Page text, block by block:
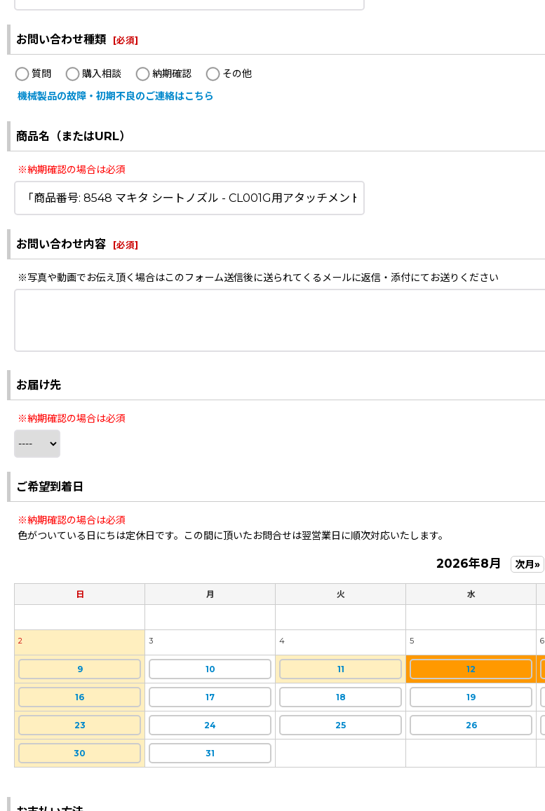
お問い合わせ種類 [必須]
質問 購入相談 納期確認
その他
機械製品の故障・初期不良のご連絡はこちら
商品名（またはURL）
※納期確認の場合は必須
お問い合わせ内容 [必須]
※写真や動画でお伝え頂く場合はこのフォーム送信後に送られてくるメールに返信・添付にてお送りください
お届け先
※納期確認の場合は必須
ご希望到着日
※納期確認の場合は必須
色がついている日にちは定休日です。この間に頂いたお問合せは翌営業日に順次対応いたします。
2026年8月 次月»
日 月 火 水
2 3 4 5 6
9 10 11 12
16 17 18 19
23 24 25 26
30 31